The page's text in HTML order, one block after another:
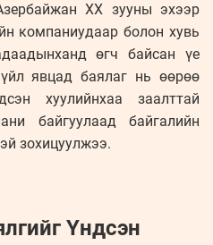
ХХ зууны эхээр
компаниудаар болон хувь
өгч байсан үе
явцад баялаг нь өөрөө
хуулийнхаа заалттай
байгуулаад байгалийн
зохицуулжээ.
Үндсэн